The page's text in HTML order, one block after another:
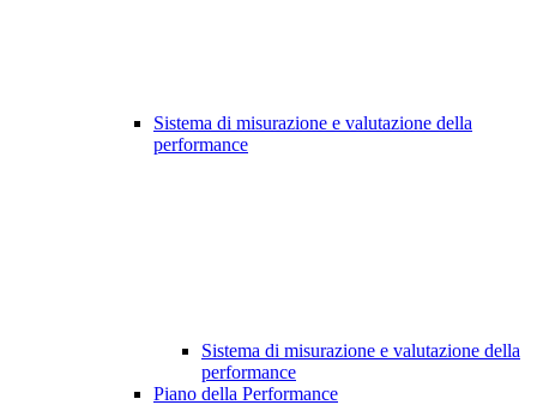
Sistema di misurazione e valutazione della
performance
Sistema di misurazione e valutazione della
performance
Piano della Performance